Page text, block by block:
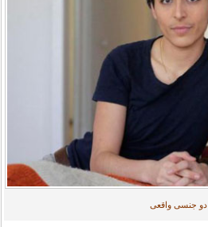
دو جنسی واقعی